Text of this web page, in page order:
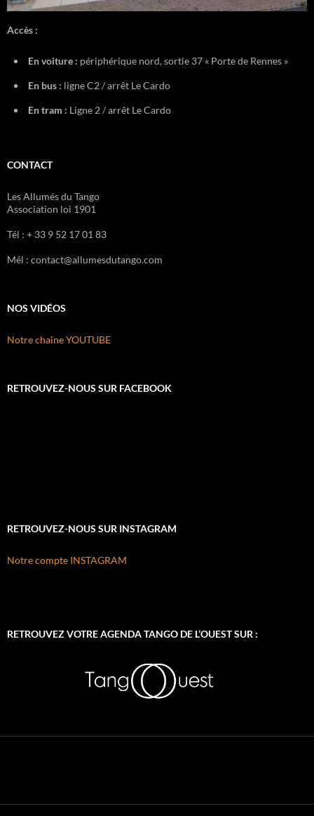
Accès :
En voiture : périphérique nord, sortie 37 « Porte de Rennes »
En bus : ligne C2 / arrêt Le Cardo
En tram : Ligne 2 / arrêt Le Cardo
CONTACT
Les Allumés du Tango
Association loi 1901
Tél : + 33 9 52 17 01 83
Mél : contact@allumesdutango.com
NOS VIDÉOS
Notre chaîne YOUTUBE
RETROUVEZ-NOUS SUR FACEBOOK
RETROUVEZ-NOUS SUR INSTAGRAM
Notre compte INSTAGRAM
RETROUVEZ VOTRE AGENDA TANGO DE L’OUEST SUR :